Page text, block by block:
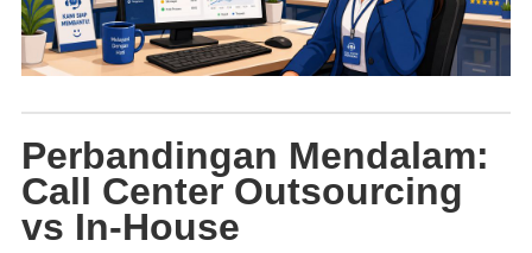
Perbandingan Mendalam:
Call Center Outsourcing
vs In-House